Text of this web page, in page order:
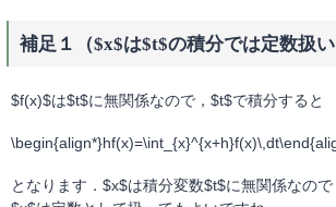
補足１（$x$は$t$の積分では定数扱い
$f(x)$は$t$に無関係なので，$t$で積分すると
となります．$x$は積分変数$t$に無関係なの